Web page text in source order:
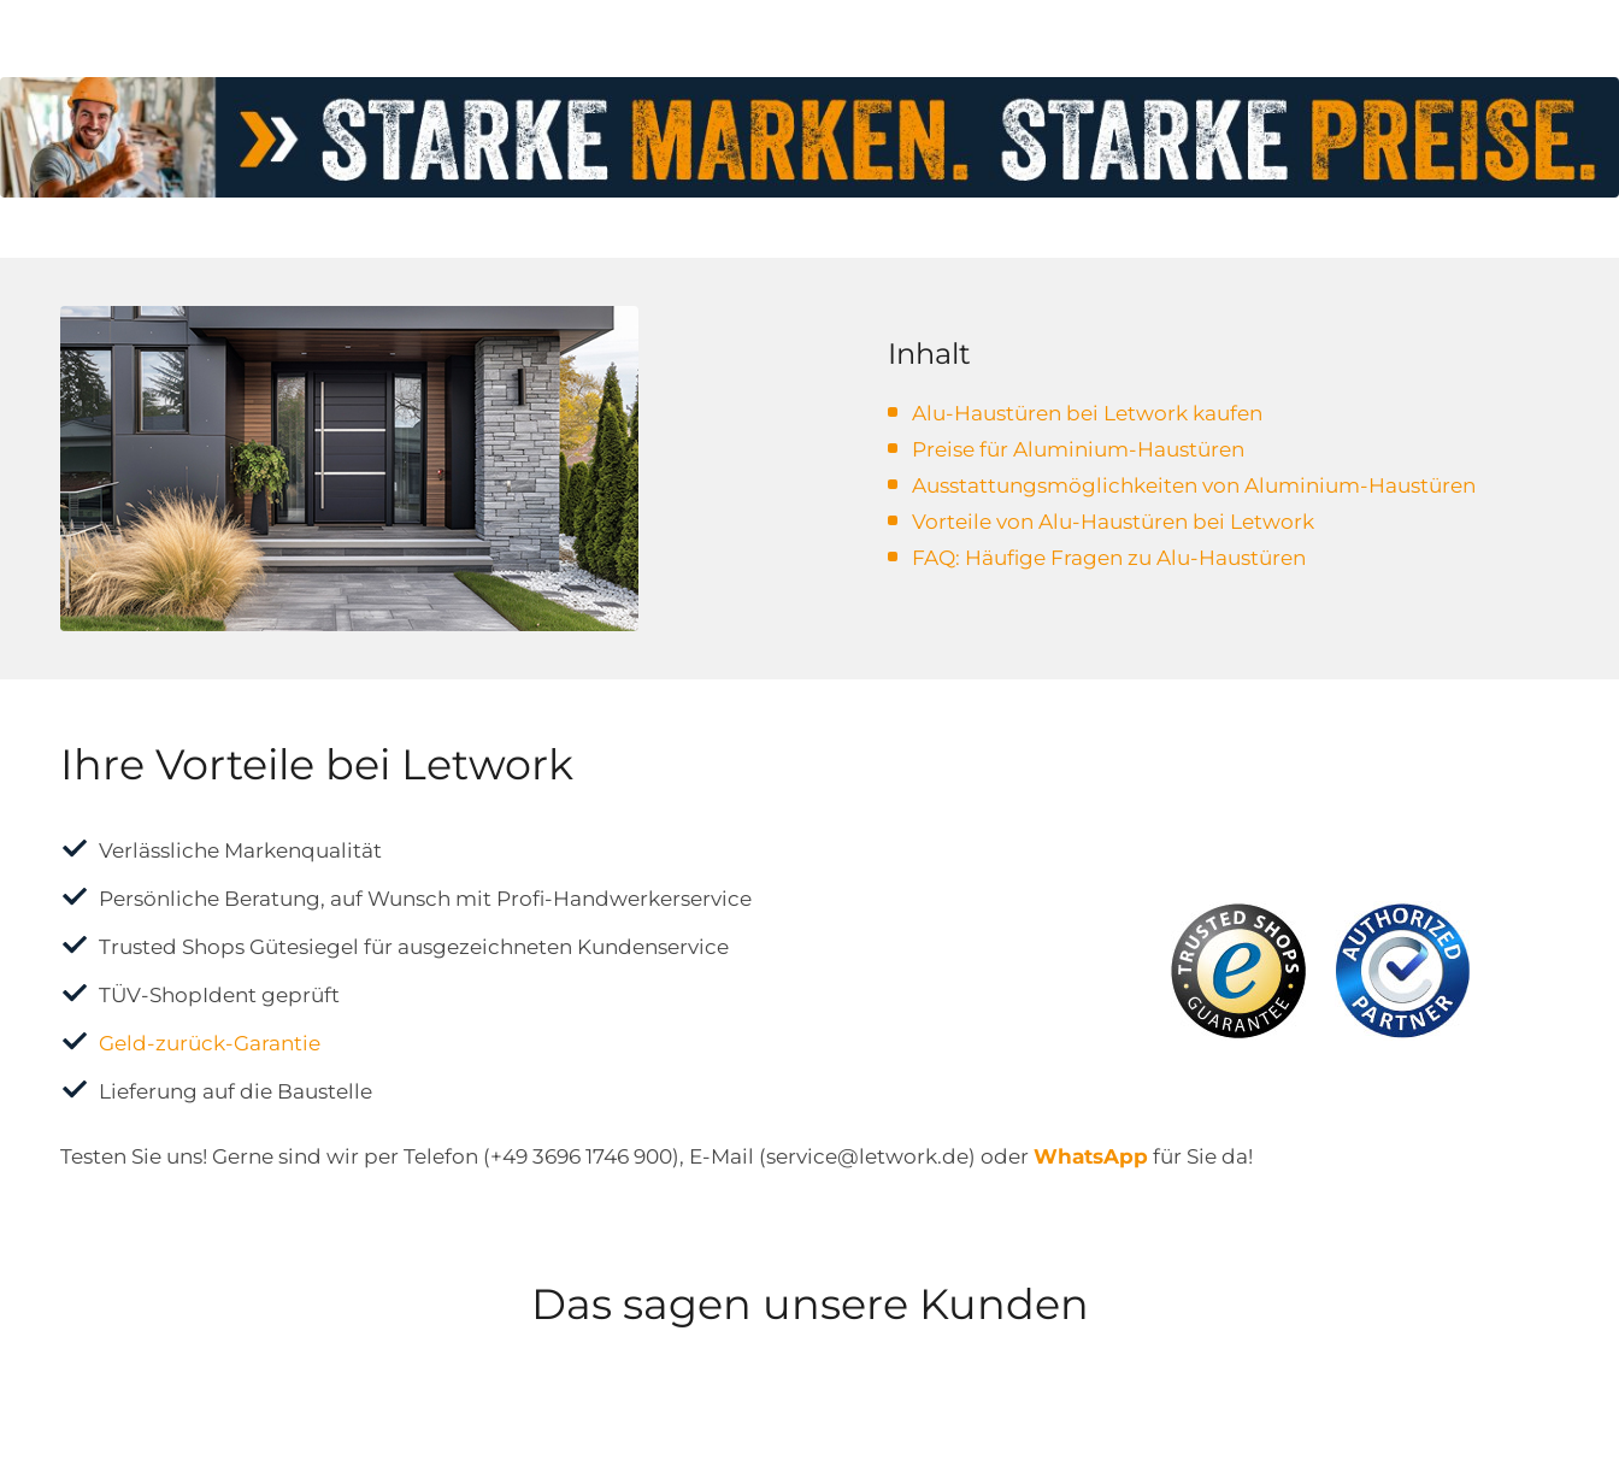
Inhalt
Alu-Haustüren bei Letwork kaufen
Preise für Aluminium-Haustüren
Ausstattungsmöglichkeiten von Aluminium-Haustüren
Vorteile von Alu-Haustüren bei Letwork
FAQ: Häufige Fragen zu Alu-Haustüren
Ihre Vorteile bei Letwork
Verlässliche Markenqualität
Persönliche Beratung, auf Wunsch mit Profi-Handwerkerservice
Trusted Shops Gütesiegel für ausgezeichneten Kundenservice
TÜV-ShopIdent geprüft
Geld-zurück-Garantie
Lieferung auf die Baustelle
Testen Sie uns! Gerne sind wir per Telefon (+49 3696 1746 900), E-Mail (service@letwork.de) oder WhatsApp für Sie da!
Das sagen unsere Kunden